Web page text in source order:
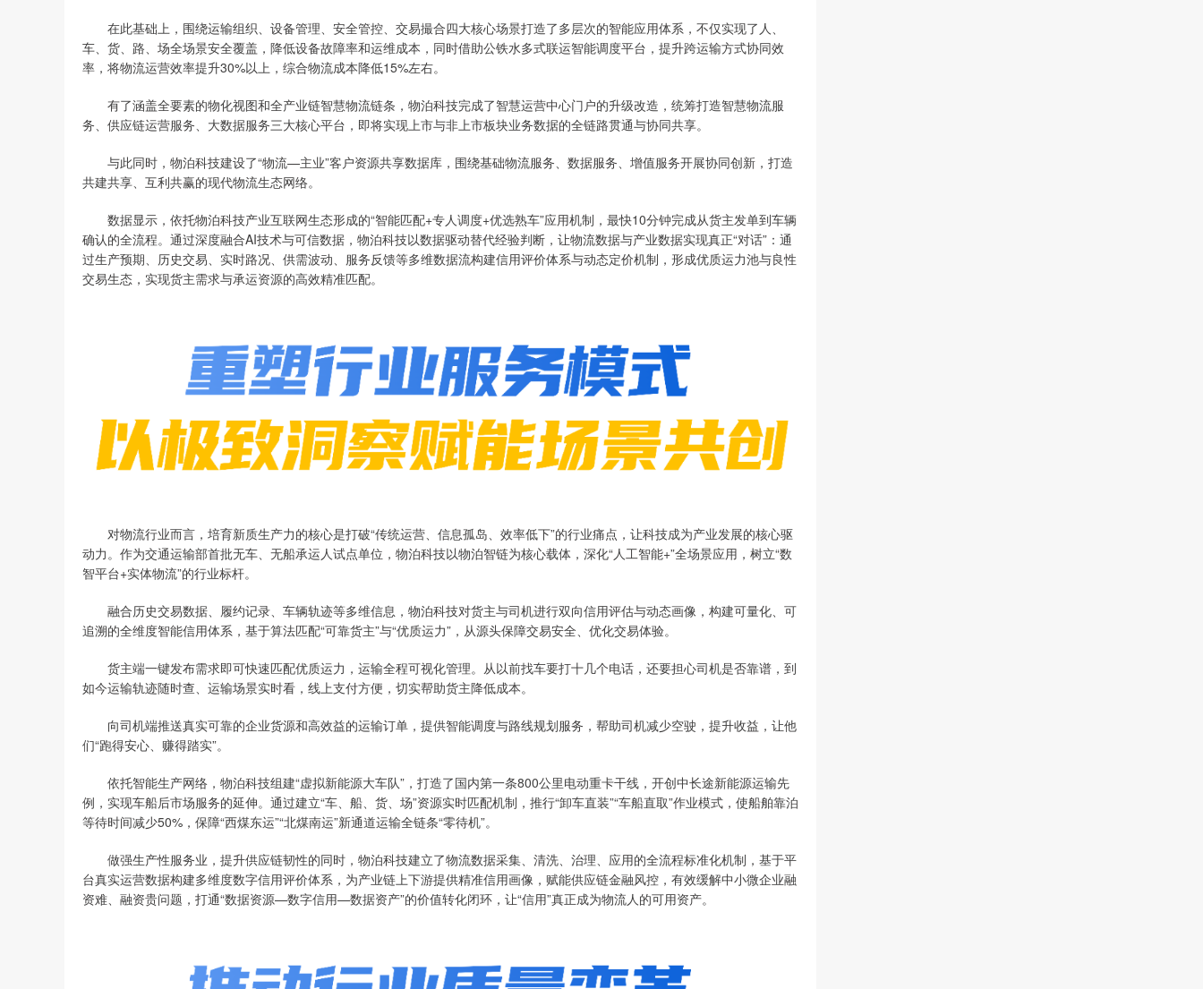
在此基础上，围绕运输组织、设备管理、安全管控、交易撮合四大核心场景打造了多层次的智能应用体系，不仅实现了人、
车、货、路、场全场景安全覆盖，降低设备故障率和运维成本，同时借助公铁水多式联运智能调度平台，提升跨运输方式协同效
率，将物流运营效率提升30%以上，综合物流成本降低15%左右。
有了涵盖全要素的物化视图和全产业链智慧物流链条，物泊科技完成了智慧运营中心门户的升级改造，统筹打造智慧物流服
务、供应链运营服务、大数据服务三大核心平台，即将实现上市与非上市板块业务数据的全链路贯通与协同共享。
与此同时，物泊科技建设了“物流—主业”客户资源共享数据库，围绕基础物流服务、数据服务、增值服务开展协同创新，打造
共建共享、互利共赢的现代物流生态网络。
数据显示，依托物泊科技产业互联网生态形成的“智能匹配+专人调度+优选熟车”应用机制，最快10分钟完成从货主发单到车辆
确认的全流程。通过深度融合AI技术与可信数据，物泊科技以数据驱动替代经验判断，让物流数据与产业数据实现真正“对话”：通
过生产预期、历史交易、实时路况、供需波动、服务反馈等多维数据流构建信用评价体系与动态定价机制，形成优质运力池与良性
交易生态，实现货主需求与承运资源的高效精准匹配。
对物流行业而言，培育新质生产力的核心是打破“传统运营、信息孤岛、效率低下”的行业痛点，让科技成为产业发展的核心驱
动力。作为交通运输部首批无车、无船承运人试点单位，物泊科技以物泊智链为核心载体，深化“人工智能+”全场景应用，树立“数
智平台+实体物流”的行业标杆。
融合历史交易数据、履约记录、车辆轨迹等多维信息，物泊科技对货主与司机进行双向信用评估与动态画像，构建可量化、可
追溯的全维度智能信用体系，基于算法匹配“可靠货主”与“优质运力”，从源头保障交易安全、优化交易体验。
货主端一键发布需求即可快速匹配优质运力，运输全程可视化管理。从以前找车要打十几个电话，还要担心司机是否靠谱，到
如今运输轨迹随时查、运输场景实时看，线上支付方便，切实帮助货主降低成本。
向司机端推送真实可靠的企业货源和高效益的运输订单，提供智能调度与路线规划服务，帮助司机减少空驶，提升收益，让他
们“跑得安心、赚得踏实”。
依托智能生产网络，物泊科技组建“虚拟新能源大车队”，打造了国内第一条800公里电动重卡干线，开创中长途新能源运输先
例，实现车船后市场服务的延伸。通过建立“车、船、货、场”资源实时匹配机制，推行“卸车直装”“车船直取”作业模式，使船舶靠泊
等待时间减少50%，保障“西煤东运”“北煤南运”新通道运输全链条“零待机”。
做强生产性服务业，提升供应链韧性的同时，物泊科技建立了物流数据采集、清洗、治理、应用的全流程标准化机制，基于平
台真实运营数据构建多维度数字信用评价体系，为产业链上下游提供精准信用画像，赋能供应链金融风控，有效缓解中小微企业融
资难、融资贵问题，打通“数据资源—数字信用—数据资产”的价值转化闭环，让“信用”真正成为物流人的可用资产。